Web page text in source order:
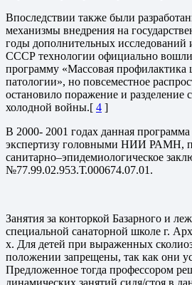
Впоследствии также были
механизмы внедрения на
годы дополнительных исследований
СССР технологии официально вошли
программу «Массовая
патологии», но повсеместное
остановило поражение и разделение
холодной войны.[ 4 ]
В 2000- 2001 годах данная
экспертизу головными НИИ РАМН,
санитарно–эпидемиологическое
№77.99.02.953.Т.000674.07.01.
Занятия за конторкой Базарного и
специальной санаторной школе г.
х. Для детей при выраженных
положении запрещены, так как они
Предложенное тогда профессором
динамических занятий сидя/стоя в